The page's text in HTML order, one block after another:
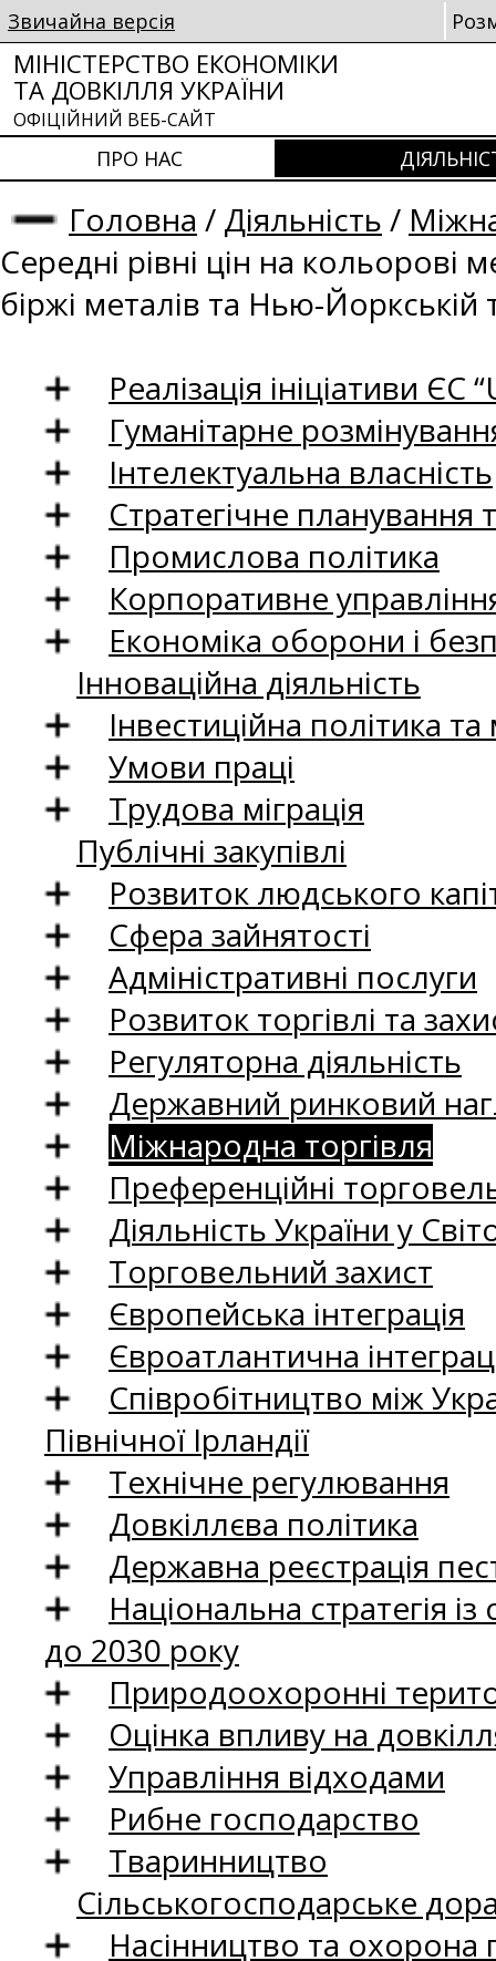
Звичайна версія
МІНІСТЕРСТВО ЕКОНОМІКИ
ТА ДОВКІЛЛЯ УКРАЇНИ
ОФІЦІЙНИЙ ВЕБ-САЙТ
ПРО НАС
Головна / Діяльність /
Середні рівні цін на кольорові
біржі металів та Нью-Йоркській
Реалізація ініціативи ЄС
Гуманітарне
Інтелектуальна власність
Стратегічне
Промислова політика
Корпоративне
Економіка оборони і
Інноваційна діяльність
Інвестиційна політика
Умови праці
Трудова міграція
Публічні закупівлі
Розвиток людського
Сфера зайнятості
Адміністративні послуги
Розвиток торгівлі та
Регуляторна діяльність
Державний ринковий
Міжнародна торгівля
Преференційні
Діяльність України у
Торговельний захист
Європейська інтеграція
Євроатлантична
Співробітництво між
Північної Ірландії
Технічне регулювання
Довкіллєва політика
Державна реєстрація
Національна стратегія
до 2030 року
Природоохоронні
Оцінка впливу на
Управління відходами
Рибне господарство
Тваринництво
Сільськогосподарське
Насінництво та